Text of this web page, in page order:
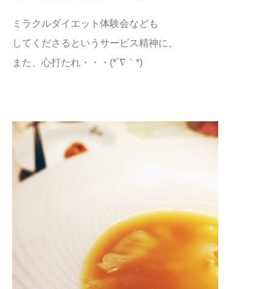
ミラクルダイエット体験会なども
してくださるというサービス精神に、
また、心打たれ・・・(*´∇｀*)